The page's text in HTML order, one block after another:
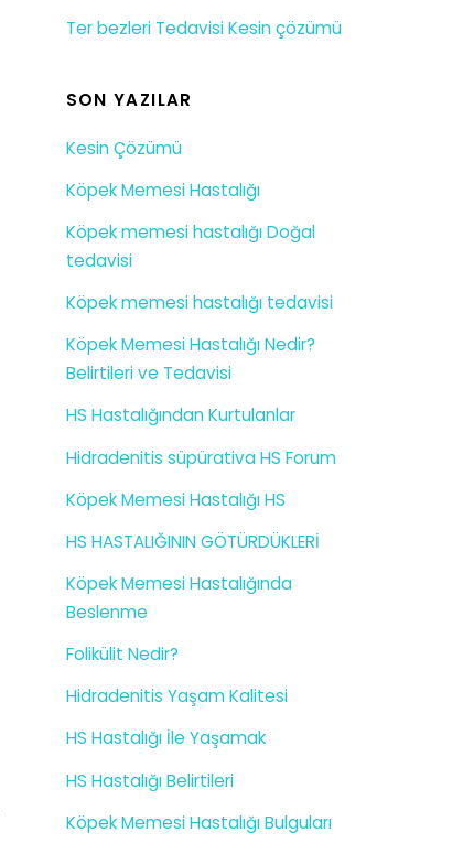
Ter bezleri Tedavisi Kesin çözümü
SON YAZILAR
Kesin Çözümü
Köpek Memesi Hastalığı
Köpek memesi hastalığı Doğal
tedavisi
Köpek memesi hastalığı tedavisi
Köpek Memesi Hastalığı Nedir?
Belirtileri ve Tedavisi
HS Hastalığından Kurtulanlar
Hidradenitis süpürativa HS Forum
Köpek Memesi Hastalığı HS
HS HASTALIĞININ GÖTÜRDÜKLERİ
Köpek Memesi Hastalığında
Beslenme
Folikülit Nedir?
Hidradenitis Yaşam Kalitesi
HS Hastalığı İle Yaşamak
HS Hastalığı Belirtileri
Köpek Memesi Hastalığı Bulguları